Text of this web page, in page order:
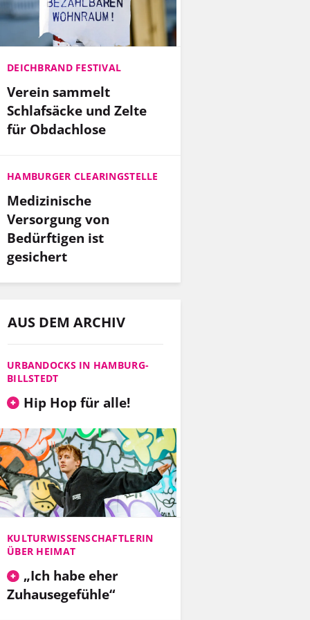
DEICHBRAND FESTIVAL
Verein sammelt
Schlafsäcke und Zelte
für Obdachlose
HAMBURGER CLEARINGSTELLE
Medizinische
Versorgung von
Bedürftigen ist
gesichert
AUS DEM ARCHIV
URBANDOCKS IN HAMBURG-
BILLSTEDT
Hip Hop für alle!
KULTURWISSENSCHAFTLERIN
ÜBER HEIMAT
„Ich habe eher
Zuhausegefühle“